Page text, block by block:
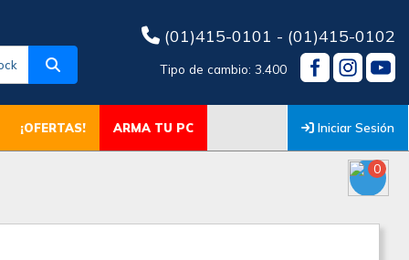
(01)415-0101 - (01)415-0102
Tipo de cambio: 3.400
¡OFERTAS! ARMA TU PC Iniciar Sesión
0